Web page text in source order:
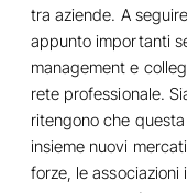
tra aziende. A
appunto importanti
management e
rete professionale.
ritengono che
insieme nuovi
forze, le